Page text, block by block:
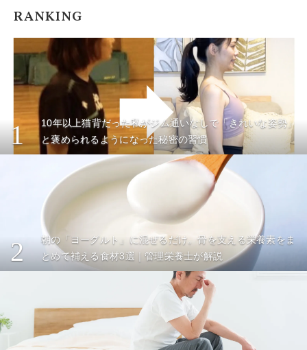
RANKING
1
10年以上猫背だった私がジム通いなしで「きれいな姿勢」
と褒められるようになった秘密の習慣
2
朝の「ヨーグルト」に混ぜるだけ。骨を支える栄養素をま
とめて補える食材3選｜管理栄養士が解説